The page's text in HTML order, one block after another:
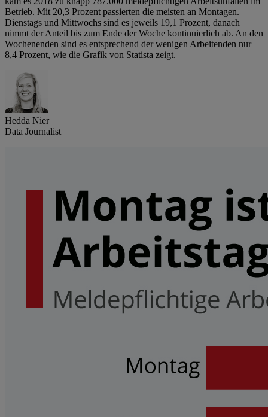
Betrieb. Mit 20,3 Prozent passierten die meisten an Montagen.
Dienstags und Mittwochs sind es jeweils 19,1 Prozent, danach
nimmt der Anteil bis zum Ende der Woche kontinuierlich ab. An den
Wochenenden sind es entsprechend der wenigen Arbeitenden nur
8,4 Prozent, wie die Grafik von Statista zeigt.
Hedda Nier
Data Journalist